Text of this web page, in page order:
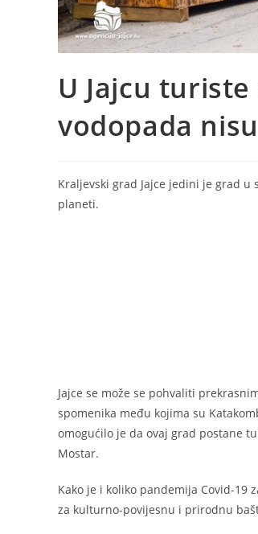
U Jajcu
vodopada
Kraljevski grad Jajce jedini je grad
planeti.
Jajce se može se pohvaliti
spomenika među kojima su
omogućilo je da ovaj grad postane
Mostar.
Kako je i koliko pandemija Covid-19
za kulturno-povijesnu i prirodnu